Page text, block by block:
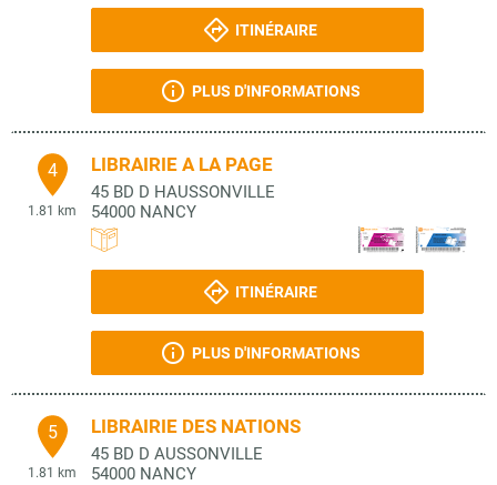
ITINÉRAIRE
PLUS D'INFORMATIONS
4
1.81 km
LIBRAIRIE A LA PAGE
45 BD D HAUSSONVILLE
54000 NANCY
ITINÉRAIRE
PLUS D'INFORMATIONS
5
1.81 km
LIBRAIRIE DES NATIONS
45 BD D AUSSONVILLE
54000 NANCY